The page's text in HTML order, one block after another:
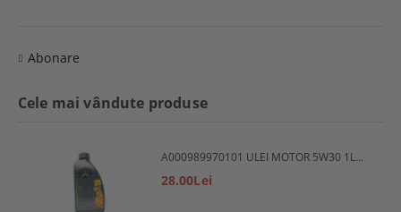
Abonare
Cele mai vândute produse
A000989970101 ULEI MOTOR 5W30 1L MERCEDES
28.00Lei